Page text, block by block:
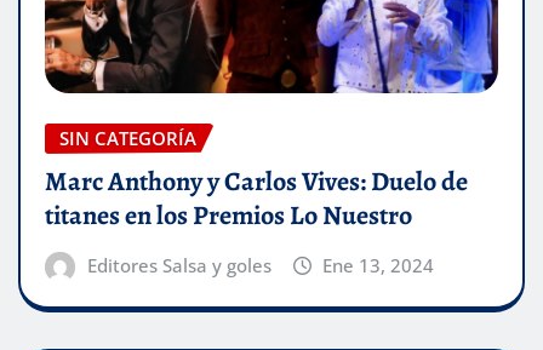
SIN CATEGORÍA
Marc Anthony y Carlos Vives: Duelo de
titanes en los Premios Lo Nuestro
Editores Salsa y goles Ene 13, 2024